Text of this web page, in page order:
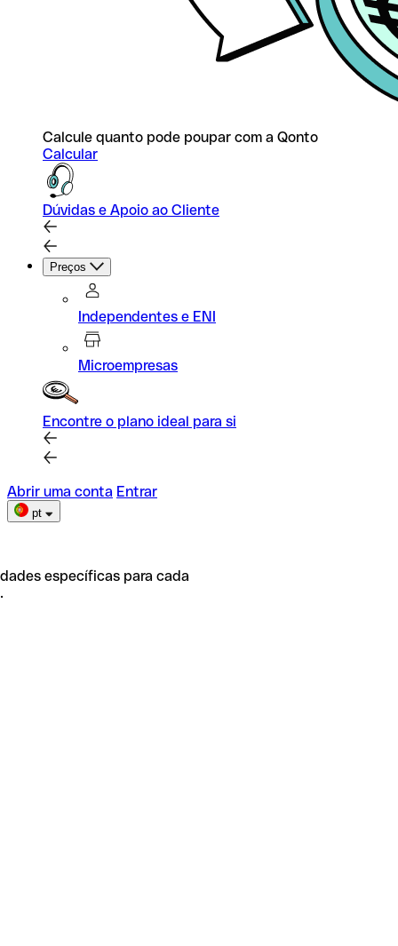
Calcule quanto pode poupar com a Qonto
Calcular
Dúvidas e Apoio ao Cliente
Preços
Independentes e ENI
Microempresas
Encontre o plano ideal para si
Abrir uma conta Entrar
pt
específicas para cada